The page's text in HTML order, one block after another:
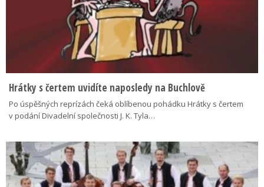
Hrátky s čertem uvidíte naposledy na Buchlově
Po úspěšných reprízách čeká oblíbenou pohádku Hrátky s čertem
v podání Divadelní společnosti J. K. Tyla…